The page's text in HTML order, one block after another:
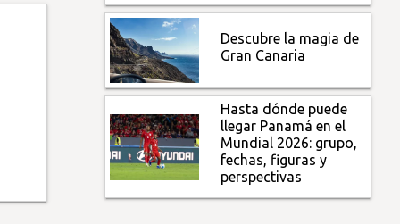
Descubre la magia de
Gran Canaria
Hasta dónde puede
llegar Panamá en el
Mundial 2026: grupo,
fechas, figuras y
perspectivas